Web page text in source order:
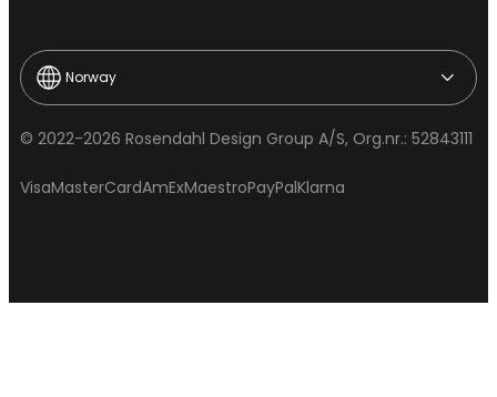
© 2022-2026 Rosendahl Design Group A/S, Org.nr.: 52843111
VisaMasterCardAmExMaestroPayPalKlarna
Norway